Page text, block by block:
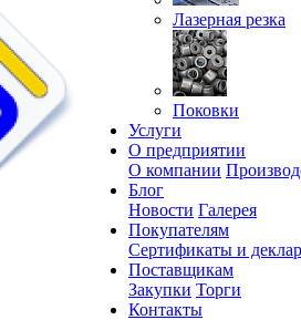
Лазерная резка
Поковки
Услуги
О предприятии
О компании
Блог
Новости Галерея
Покупателям
Сертификаты и
Поставщикам
Закупки Торги
Контакты